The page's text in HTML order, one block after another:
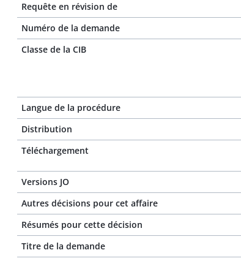
Requête en révision de
Numéro de la demande
Classe de la CIB
Langue de la procédure
Distribution
Téléchargement
Versions JO
Autres décisions pour cet affaire
Résumés pour cette décision
Titre de la demande